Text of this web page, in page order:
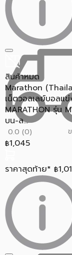
สินค้าหมด
Marathon
เน็ตวอลเลย์บอลแ
MARATHON รุ่น
บน-ล...
0.0 (0)
฿1,045
ราคาสุดท้าย* ฿